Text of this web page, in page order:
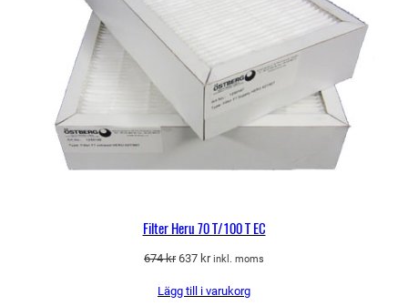
Filter Heru 70 T/100 T EC
674kr Det
priset
637 krDet
priset
inkl. moms
Lägg till i varukorg